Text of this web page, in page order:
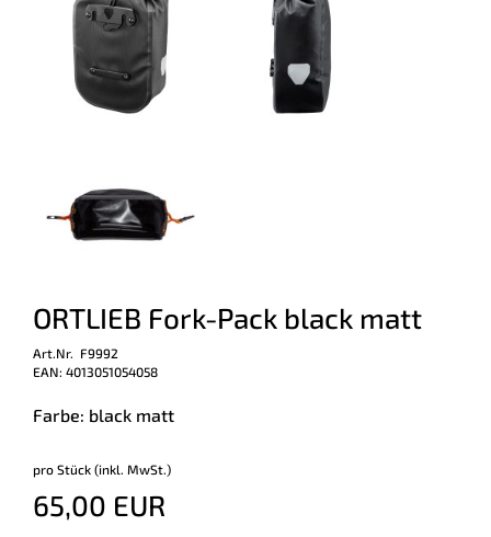
ORTLIEB Fork-Pack black matt
Art.Nr. F9992
EAN: 4013051054058
Farbe: black matt
pro Stück (inkl. MwSt.)
65,00 EUR